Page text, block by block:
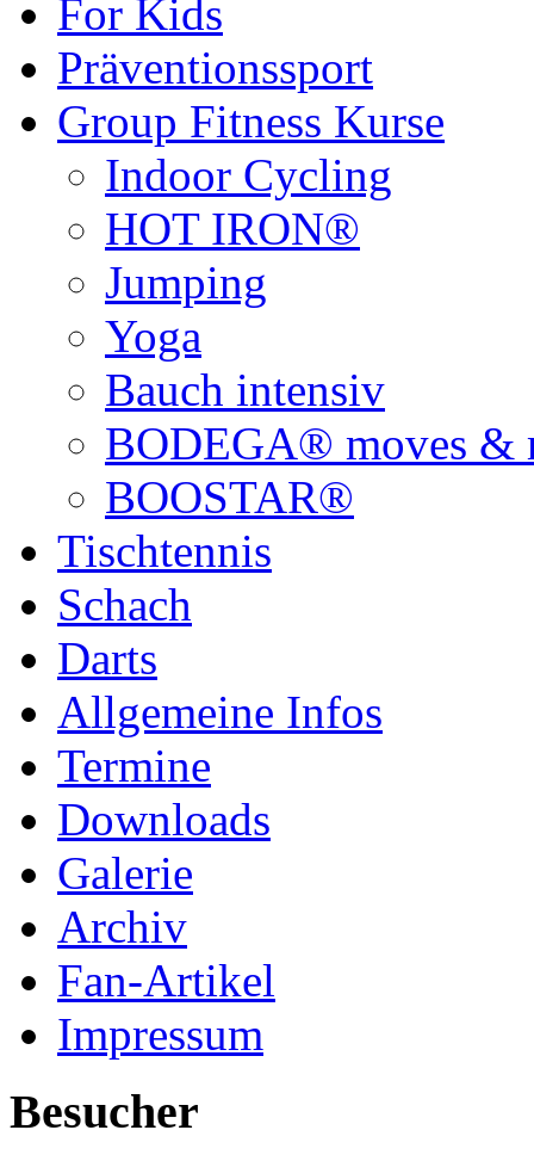
For Kids
Präventionssport
Group Fitness Kurse
Indoor Cycling
HOT IRON®
Jumping
Yoga
Bauch intensiv
BODEGA® moves &
BOOSTAR®
Tischtennis
Schach
Darts
Allgemeine Infos
Termine
Downloads
Galerie
Archiv
Fan-Artikel
Impressum
Besucher